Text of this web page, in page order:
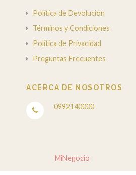
Política de Devolución
Términos y Condiciones
Política de Privacidad
Preguntas Frecuentes
ACERCA DE NOSOTROS
0992140000
MiNegocio